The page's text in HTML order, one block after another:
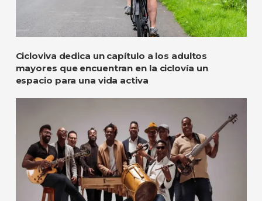
Cicloviva dedica un capítulo a los adultos
mayores que encuentran en la ciclovía un
espacio para una vida activa